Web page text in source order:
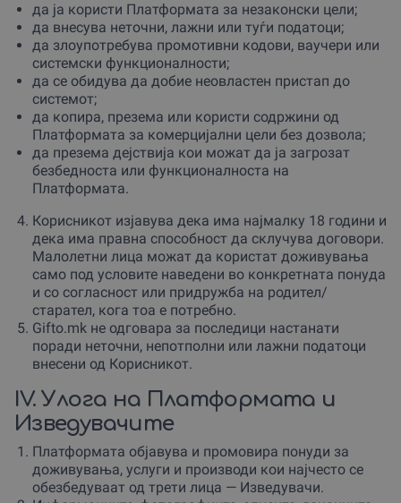
да ја користи Платформата за незаконски цели;
да внесува неточни, лажни или туѓи податоци;
да злоупотребува промотивни кодови, ваучери или
системски функционалности;
да се обидува да добие неовластен пристап до
системот;
да копира, презема или користи содржини од
Платформата за комерцијални цели без дозвола;
да презема дејствија кои можат да ја загрозат
безбедноста или функционалноста на
Платформата.
Корисникот изјавува дека има најмалку 18 години и
дека има правна способност да склучува договори.
Малолетни лица можат да користат доживувања
само под условите наведени во конкретната понуда
и со согласност или придружба на родител/
старател, кога тоа е потребно.
Gifto.mk не одговара за последици настанати
поради неточни, непотполни или лажни податоци
внесени од Корисникот.
IV. Улога на Платформата и
Изведувачите
Платформата објавува и промовира понуди за
доживувања, услуги и производи кои најчесто се
обезбедуваат од трети лица — Изведувачи.